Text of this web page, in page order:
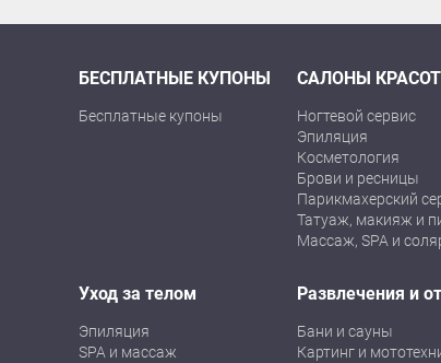
БЕСПЛАТНЫЕ КУПОНЫ
Бесплатные купоны
САЛОНЫ
Ногтевой сервис
Эпиляция
Косметология
Брови и ресницы
Парикмахерский
Татуаж, макияж и
Массаж, SPA и
Уход за телом
Эпиляция
SPA и массаж
Развлечения и
Бани и сауны
Картинг и